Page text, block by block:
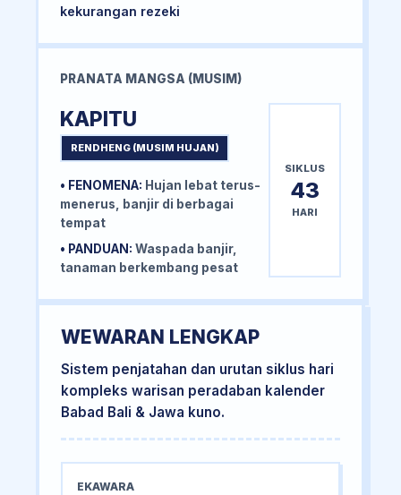
kekurangan rezeki
PRANATA MANGSA (MUSIM)
KAPITU
RENDHENG (MUSIM HUJAN)
• FENOMENA: Hujan lebat terus-
menerus, banjir di berbagai
tempat
• PANDUAN: Waspada banjir,
tanaman berkembang pesat
SIKLUS
43
HARI
WEWARAN LENGKAP
Sistem penjatahan dan urutan siklus hari
kompleks warisan peradaban kalender
Babad Bali & Jawa kuno.
EKAWARA